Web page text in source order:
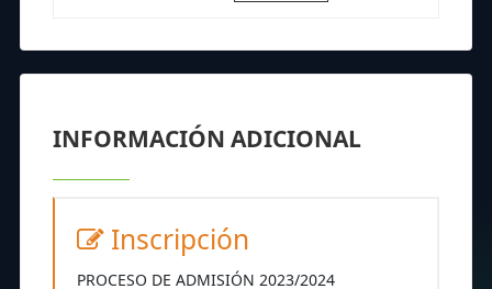
INFORMACIÓN ADICIONAL
Inscripción
PROCESO DE ADMISIÓN 2023/2024